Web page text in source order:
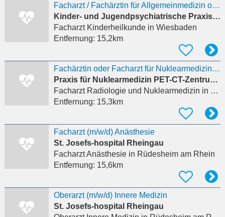
Facharzt / Fachärztin für Allgemeinmedizin oder Kinder- und Jugendmedizin (m/w/d)
Kinder- und Jugendpsychiatrische Praxis Rossol
Facharzt Kinderheilkundein Wiesbaden
Entfernung: 15,2km
Fachärztin oder Facharzt für Nuklearmedizin mit Schwerpunkt PET/CT und SPECT/CT in Voll- oder
Praxis für Nuklearmedizin PET-CT-Zentrum Dr. C. Müller und Dr. C. Landvogt GbR
Facharzt Radiologie und Nuklearmedizin in Wiesbaden, Bierstadt
Entfernung: 15,3km
Facharzt (m/w/d) Anästhesie
St. Josefs-hospital Rheingau
Facharzt Anästhesiein Rüdesheim am Rhein
Entfernung: 15,6km
Oberarzt (m/w/d) Innere Medizin
St. Josefs-hospital Rheingau